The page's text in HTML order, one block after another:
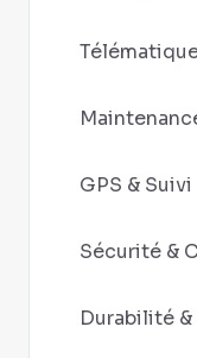
GPS & Suivi
Sécurité &
Durabilité